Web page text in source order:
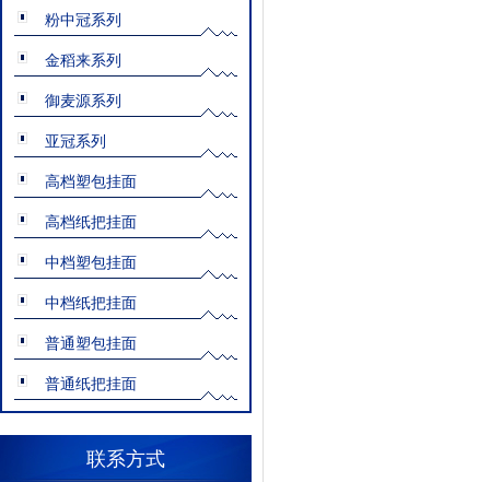
粉中冠系列
金稻来系列
御麦源系列
亚冠系列
高档塑包挂面
高档纸把挂面
中档塑包挂面
中档纸把挂面
普通塑包挂面
普通纸把挂面
联系方式